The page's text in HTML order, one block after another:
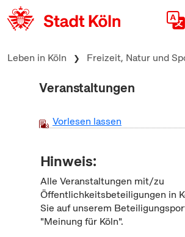
zum Inhalt springen
Leben in Köln Freizeit, Natur und
Veranstaltungen
Vorlesen lassen
Hinweis:
Alle Veranstaltungen mit/zu
Öffentlichkeitsbeteiligungen in
Sie auf unserem
"Meinung für Köln".